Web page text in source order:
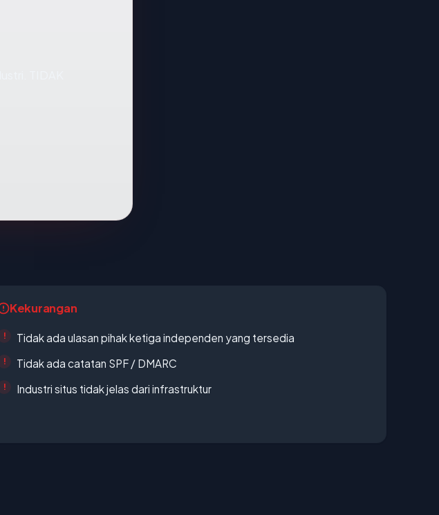
Kekurangan
Tidak ada ulasan pihak ketiga independen yang tersedia
Tidak ada catatan SPF / DMARC
Industri situs tidak jelas dari infrastruktur